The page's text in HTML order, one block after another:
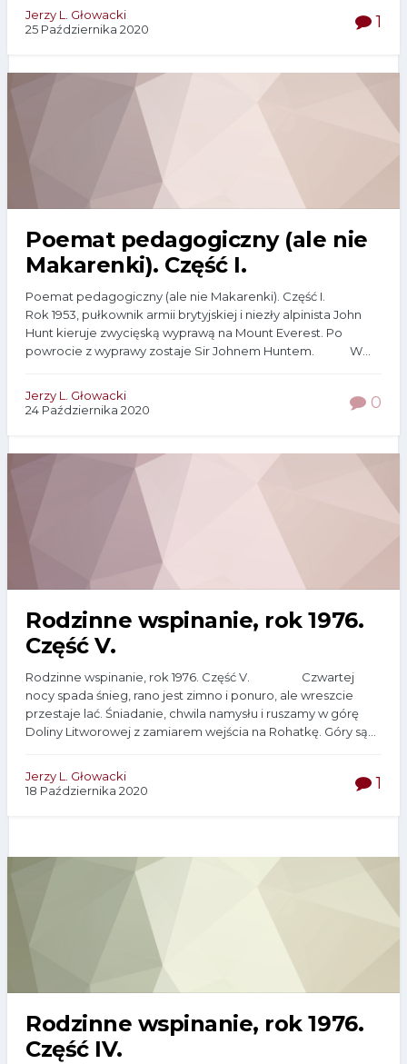
Jerzy L. Głowacki
25 Października 2020
1
Poemat pedagogiczny (ale nie
Makarenki). Część I.
Poemat pedagogiczny (ale nie Makarenki). Część I.
Rok 1953, pułkownik armii brytyjskiej i niezły alpinista John
Hunt kieruje zwycięską wyprawą na Mount Everest. Po
powrocie z wyprawy zostaje Sir Johnem Huntem. W...
Jerzy L. Głowacki
24 Października 2020
0
Rodzinne wspinanie, rok 1976.
Część V.
Rodzinne wspinanie, rok 1976. Część V. Czwartej
nocy spada śnieg, rano jest zimno i ponuro, ale wreszcie
przestaje lać. Śniadanie, chwila namysłu i ruszamy w górę
Doliny Litworowej z zamiarem wejścia na Rohatkę. Góry są...
Jerzy L. Głowacki
18 Października 2020
1
Rodzinne wspinanie, rok 1976.
Część IV.